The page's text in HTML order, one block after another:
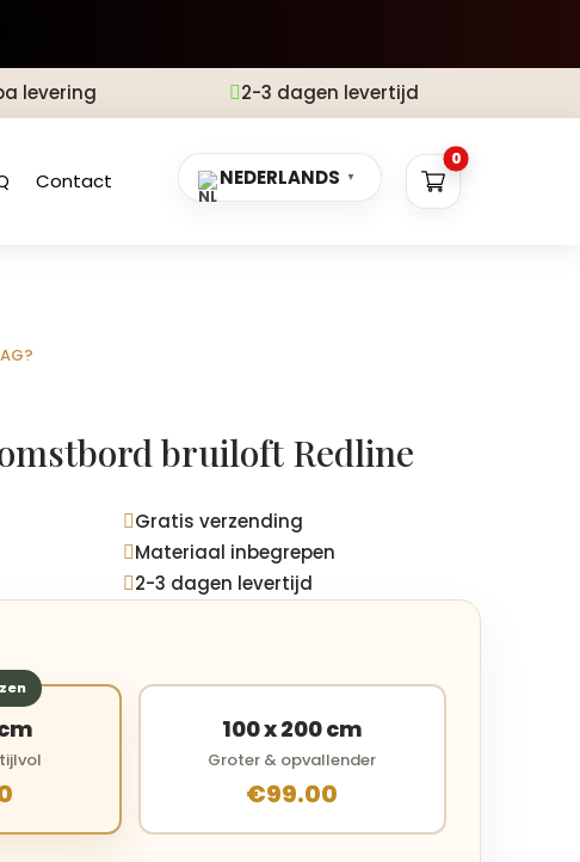
levering 2-3 dagen levertijd
Contact NEDERLANDS ▼
0
bruiloft Redline
Gratis verzending
Materiaal inbegrepen
2-3 dagen levertijd
100 x 200 cm
Groter & opvallender
€99.00